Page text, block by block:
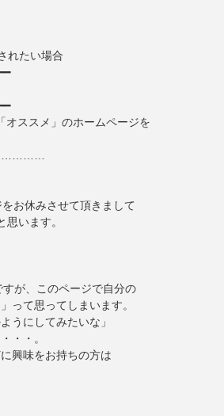
れたい場合
オススメ」のホームページを
お休みさせて頂きまして
います。
が、このページで自分の
って思ってしまいます。
うにしてみたいな」
・・。
興味をお持ちの方は